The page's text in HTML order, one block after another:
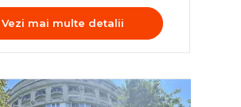
Vezi mai multe detalii